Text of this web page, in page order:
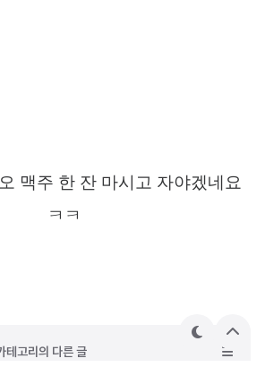
맥주 한 잔 마시고 자야겠네요
ㅋㅋ
고리의 다른 글
테
상
단